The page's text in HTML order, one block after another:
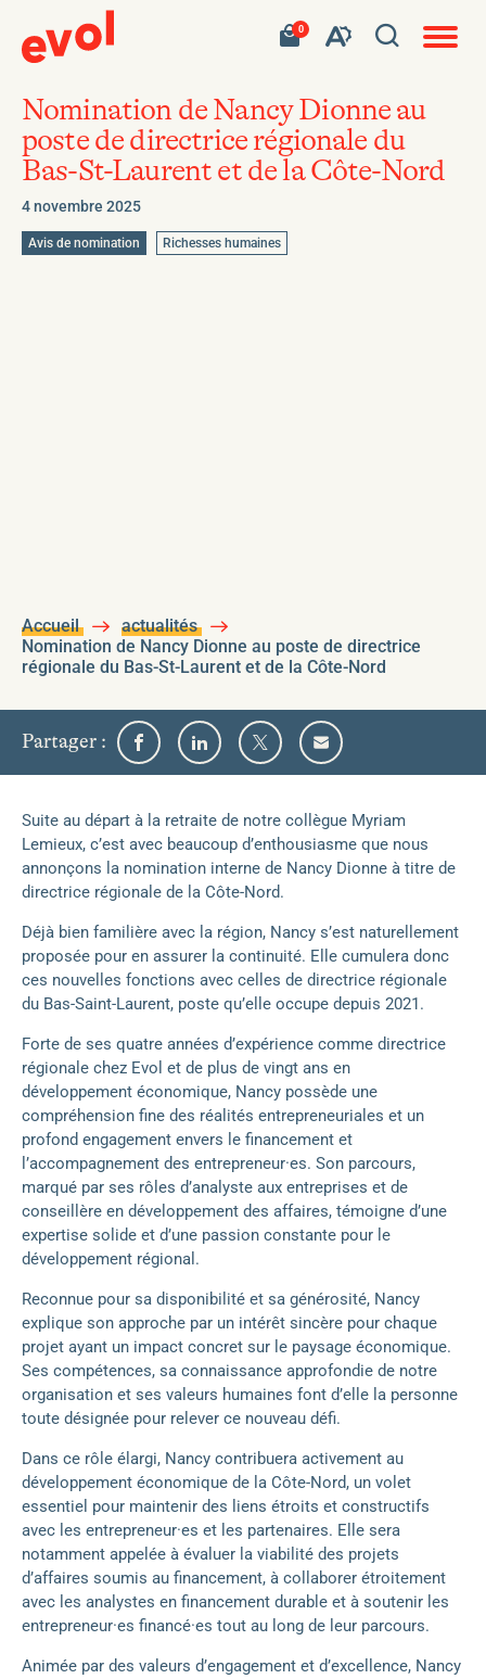
0Votre
panier
Accéder
Ouvrez
barre
d'outils
de
Ouvrir
de
en
site
Nomination de Nancy Dionne au
poste de directrice régionale du
Bas-St-Laurent et de la Côte-Nord
4 novembre 2025
Aller
à
Avis de nomination
Aller
à
Richesses humaines
Accueil
actualités
Nomination de Nancy Dionne au poste de directrice
régionale du Bas-St-Laurent et de la Côte-Nord
Partagersur
l'un
sociaux
suivants
:
Partager
sur
Partager
sur
Partager
sur
Partager
par
Suite au départ à la retraite de notre collègue Myriam
Lemieux, c’est avec beaucoup d’enthousiasme que nous
annonçons la nomination interne de Nancy Dionne à titre de
directrice régionale de la Côte-Nord.
Déjà bien familière avec la région, Nancy s’est naturellement
proposée pour en assurer la continuité. Elle cumulera donc
ces nouvelles fonctions avec celles de directrice régionale
du Bas-Saint-Laurent, poste qu’elle occupe depuis 2021.
Forte de ses quatre années d’expérience comme directrice
régionale chez Evol et de plus de vingt ans en
développement économique, Nancy possède une
compréhension fine des réalités entrepreneuriales et un
profond engagement envers le financement et
l’accompagnement des entrepreneur·es. Son parcours,
marqué par ses rôles d’analyste aux entreprises et de
conseillère en développement des affaires, témoigne d’une
expertise solide et d’une passion constante pour le
développement régional.
Reconnue pour sa disponibilité et sa générosité, Nancy
explique son approche par un intérêt sincère pour chaque
projet ayant un impact concret sur le paysage économique.
Ses compétences, sa connaissance approfondie de notre
organisation et ses valeurs humaines font d’elle la personne
toute désignée pour relever ce nouveau défi.
Dans ce rôle élargi, Nancy contribuera activement au
développement économique de la Côte-Nord, un volet
essentiel pour maintenir des liens étroits et constructifs
avec les entrepreneur·es et les partenaires. Elle sera
notamment appelée à évaluer la viabilité des projets
d’affaires soumis au financement, à collaborer étroitement
avec les analystes en financement durable et à soutenir les
entrepreneur·es financé·es tout au long de leur parcours.
Animée par des valeurs d’engagement et d’excellence, Nancy